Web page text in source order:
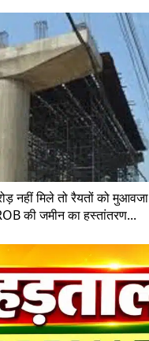
नहीं मिले तो रैयतों को मुआवजा
की जमीन का हस्तांतरण...